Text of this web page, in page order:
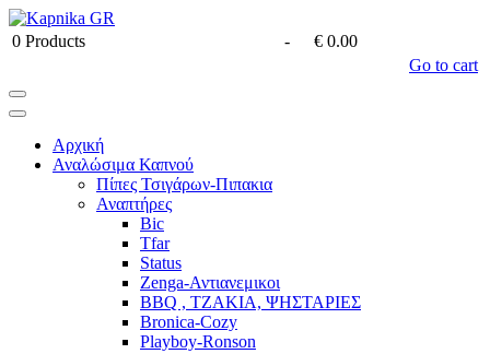
0 Products -
€ 0.00
Go to cart
Αρχική
Αναλώσιμα Καπνού
Πίπες Τσιγάρων-Πιπακια
Αναπτήρες
Bic
Tfar
Status
Zenga-Αντιανεμικοι
BBQ , ΤΖΑΚΙΑ, ΨΗΣΤΑΡΙΕΣ
Bronica-Cozy
Playboy-Ronson